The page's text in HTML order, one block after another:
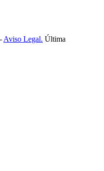
Aviso Legal. Última